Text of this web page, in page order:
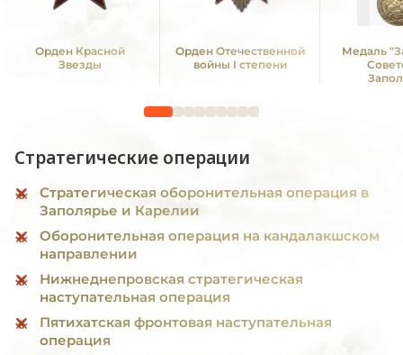
Орден Красной
Звезды
Орден Отечественной
войны I степени
Медаль
Стратегические операции
Стратегическая оборонительная операция в
Заполярье и Карелии
Оборонительная операция на кандалакшском
направлении
Нижнеднепровская стратегическая
наступательная операция
Пятихатская фронтовая наступательная
операция